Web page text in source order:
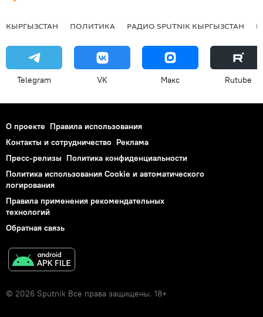
КЫРГЫЗСТАН ПОЛИТИКА РАДИО SPUTNIK КЫРГЫЗСТАН
Telegram VK Макс Rutube
О проекте Правила использования
Контакты и сотрудничество Реклама
Пресс-релизы Политика конфиденциальности
Политика использования Cookie и автоматического
логирования
Правила применения рекомендательных
технологий
Обратная связь
© 2026 Sputnik Все права защищены. 18+